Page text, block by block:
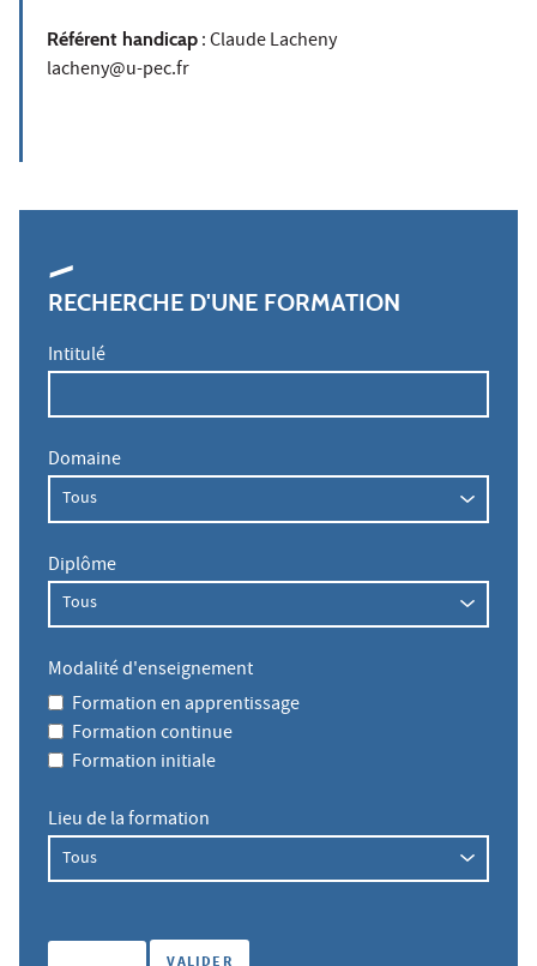
Référent handicap : Claude Lacheny
lacheny@u-pec.fr
RECHERCHE D'UNE FORMATION
Intitulé
Domaine
Diplôme
Modalité d'enseignement
Formation en apprentissage
Formation continue
Formation initiale
Lieu de la formation